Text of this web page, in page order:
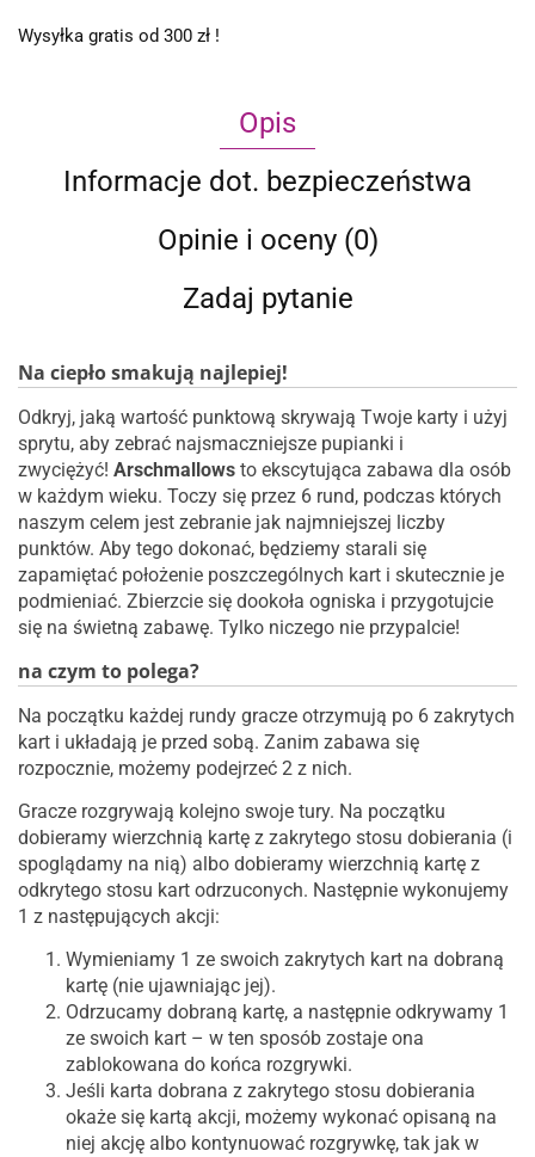
Wysyłka gratis od 300 zł !
Opis
Informacje dot. bezpieczeństwa
Opinie i oceny (0)
Zadaj pytanie
Na ciepło smakują najlepiej!
Odkryj, jaką wartość punktową skrywają Twoje karty i użyj
sprytu, aby zebrać najsmaczniejsze pupianki i
zwyciężyć! Arschmallows to ekscytująca zabawa dla osób
w każdym wieku. Toczy się przez 6 rund, podczas których
naszym celem jest zebranie jak najmniejszej liczby
punktów. Aby tego dokonać, będziemy starali się
zapamiętać położenie poszczególnych kart i skutecznie je
podmieniać. Zbierzcie się dookoła ogniska i przygotujcie
się na świetną zabawę. Tylko niczego nie przypalcie!
na czym to polega?
Na początku każdej rundy gracze otrzymują po 6 zakrytych
kart i układają je przed sobą. Zanim zabawa się
rozpocznie, możemy podejrzeć 2 z nich.
Gracze rozgrywają kolejno swoje tury. Na początku
dobieramy wierzchnią kartę z zakrytego stosu dobierania (i
spoglądamy na nią) albo dobieramy wierzchnią kartę z
odkrytego stosu kart odrzuconych. Następnie wykonujemy
1 z następujących akcji:
Wymieniamy 1 ze swoich zakrytych kart na dobraną
kartę (nie ujawniając jej).
Odrzucamy dobraną kartę, a następnie odkrywamy 1
ze swoich kart – w ten sposób zostaje ona
zablokowana do końca rozgrywki.
Jeśli karta dobrana z zakrytego stosu dobierania
okaże się kartą akcji, możemy wykonać opisaną na
niej akcję albo kontynuować rozgrywkę, tak jak w